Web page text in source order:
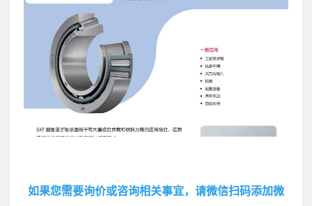
如果您需要询价或咨询相关事宜，请微信扫码添加微